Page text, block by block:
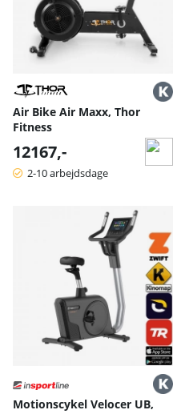
Air Bike Air Maxx, Thor
Fitness
12167,-
2-10 arbejdsdage
Motionscykel Velocer UB,